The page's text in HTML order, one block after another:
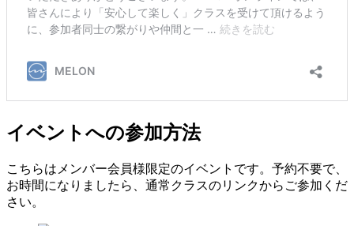
イベントへの参加方法
こちらはメンバー会員様限定のイベントです。予約不要で、
お時間になりましたら、通常クラスのリンクからご参加くだ
さい。